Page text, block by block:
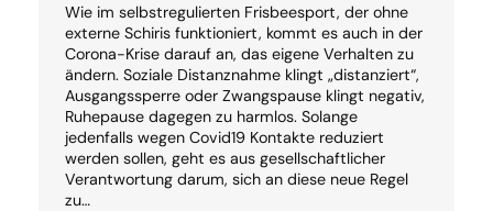
Wie im selbstregulierten Frisbeesport, der ohne
externe Schiris funktioniert, kommt es auch in der
Corona-Krise darauf an, das eigene Verhalten zu
ändern. Soziale Distanznahme klingt „distanziert“,
Ausgangssperre oder Zwangspause klingt negativ,
Ruhepause dagegen zu harmlos. Solange
jedenfalls wegen Covid19 Kontakte reduziert
werden sollen, geht es aus gesellschaftlicher
Verantwortung darum, sich an diese neue Regel
zu…